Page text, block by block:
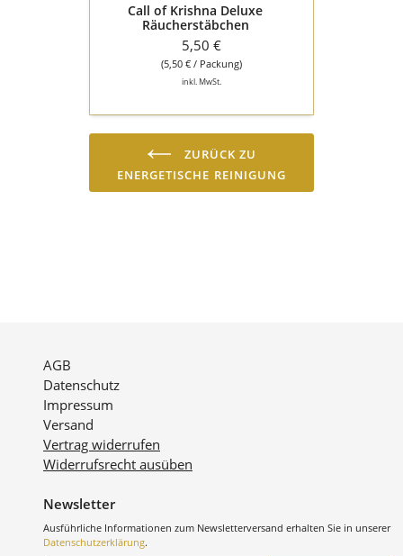
Call of Krishna Deluxe
Räucherstäbchen
5,50 €
(5,50 € / Packung)
inkl. MwSt.
ZURÜCK ZU
ENERGETISCHE REINIGUNG
AGB
Datenschutz
Impressum
Versand
Vertrag widerrufen
Widerrufsrecht ausüben
Newsletter
Ausführliche Informationen zum Newsletterversand erhalten Sie in unserer
Datenschutzerklärung.